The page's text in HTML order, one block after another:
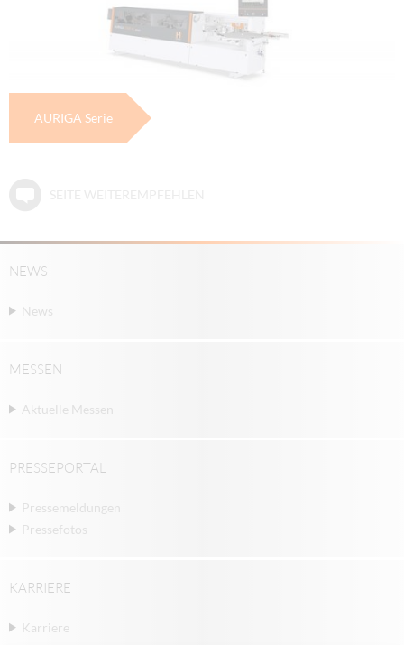
AURIGA Serie
NEWS
News
MESSEN
Aktuelle Messen
PRESSEPORTAL
Pressemeldungen
Pressefotos
KARRIERE
Karriere